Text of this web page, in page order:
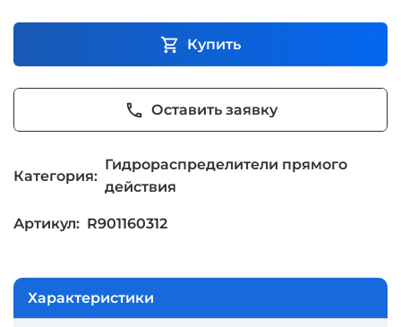
shopping_cart Купить
phone Оставить заявку
Категория:
Гидрораспределители прямого
действия
Артикул: R901160312
Характеристики